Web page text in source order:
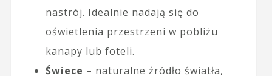
nastrój. Idealnie nadają się do
oświetlenia przestrzeni w pobliżu
kanapy lub foteli.
Świece – naturalne źródło światła,